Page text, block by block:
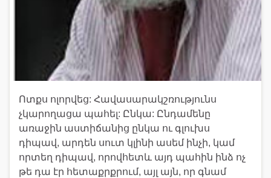
Ոտքս ոլորվեց: Հավասարակշռությունս
չկարողացա պահել: Ընկա: Ընդամենը
առաջին աստիճանից ընկա ու գլուխս
դիպավ, արդեն սուտ կլինի ասեմ ինչի, կամ
որտեղ դիպավ, որովհետև այդ պահին ինձ ոչ
թե դա էր հետաքրքրում, այլ այն, որ գնամ